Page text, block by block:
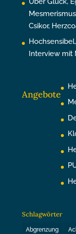
Csikor,
Interview mit
Angebote
Schlagwörter
Abgrenzung